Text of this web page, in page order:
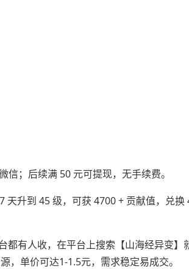
；后续满 50 元可提现，无手续费。
升到 45 级，可获 4700 + 贡献值，兑换
都有人收，在平台上搜索【山海经异变】
，单价可达1-1.5元，需求稳定易成交。